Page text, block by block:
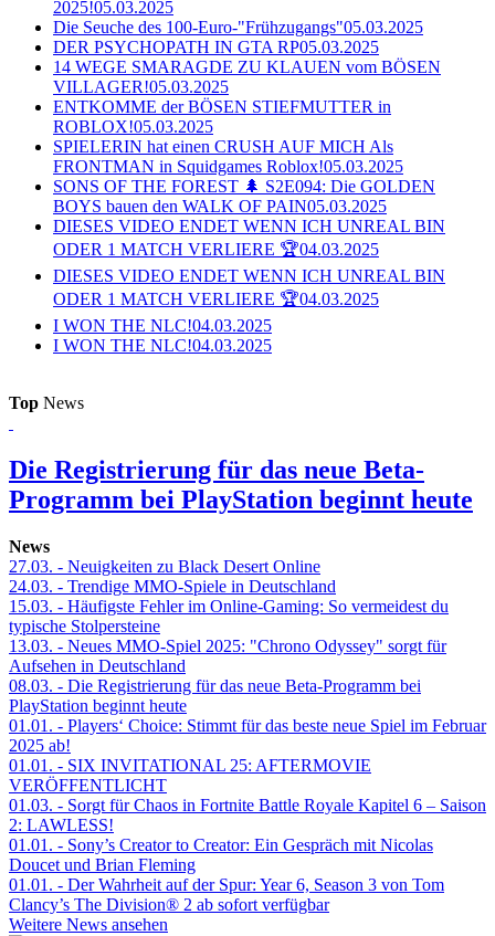
2025!05.03.2025
Die Seuche des 100-Euro-"Frühzugangs"05.03.2025
DER PSYCHOPATH IN GTA RP05.03.2025
14 WEGE SMARAGDE ZU KLAUEN vom BÖSEN
VILLAGER!05.03.2025
ENTKOMME der BÖSEN STIEFMUTTER in
ROBLOX!05.03.2025
SPIELERIN hat einen CRUSH AUF MICH Als
FRONTMAN in Squidgames Roblox!05.03.2025
SONS OF THE FOREST 🌲 S2E094: Die GOLDEN
BOYS bauen den WALK OF PAIN05.03.2025
DIESES VIDEO ENDET WENN ICH UNREAL BIN
ODER 1 MATCH VERLIERE 🏆04.03.2025
DIESES VIDEO ENDET WENN ICH UNREAL BIN
ODER 1 MATCH VERLIERE 🏆04.03.2025
I WON THE NLC!04.03.2025
I WON THE NLC!04.03.2025
Top News
Die Registrierung für das neue Beta-
Programm bei PlayStation beginnt heute
News
27.03. - Neuigkeiten zu Black Desert Online
24.03. - Trendige MMO-Spiele in Deutschland
15.03. - Häufigste Fehler im Online-Gaming: So vermeidest du
typische Stolpersteine
13.03. - Neues MMO-Spiel 2025: "Chrono Odyssey" sorgt für
Aufsehen in Deutschland
08.03. - Die Registrierung für das neue Beta-Programm bei
PlayStation beginnt heute
01.01. - Players‘ Choice: Stimmt für das beste neue Spiel im Februar
2025 ab!
01.01. - SIX INVITATIONAL 25: AFTERMOVIE
VERÖFFENTLICHT
01.03. - Sorgt für Chaos in Fortnite Battle Royale Kapitel 6 – Saison
2: LAWLESS!
01.01. - Sony’s Creator to Creator: Ein Gespräch mit Nicolas
Doucet und Brian Fleming
01.01. - Der Wahrheit auf der Spur: Year 6, Season 3 von Tom
Clancy’s The Division® 2 ab sofort verfügbar
Weitere News ansehen